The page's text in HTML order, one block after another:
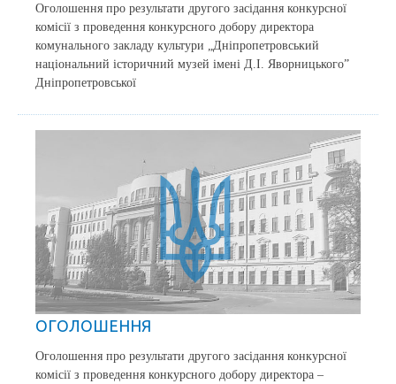
Оголошення про результати другого засідання конкурсної
комісії з проведення конкурсного добору директора
комунального закладу культури „Дніпропетровський
національний історичний музей імені Д.І. Яворницького”
Дніпропетровської
ОГОЛОШЕННЯ
Оголошення про результати другого засідання конкурсної
комісії з проведення конкурсного добору директора –